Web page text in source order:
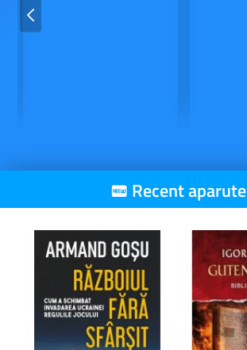
Recent aparute